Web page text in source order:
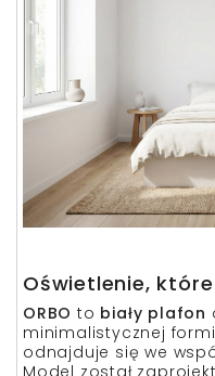
Oświetlenie,
ORBO to biały plafon
minimalistycznej
odnajduje się we
Model został